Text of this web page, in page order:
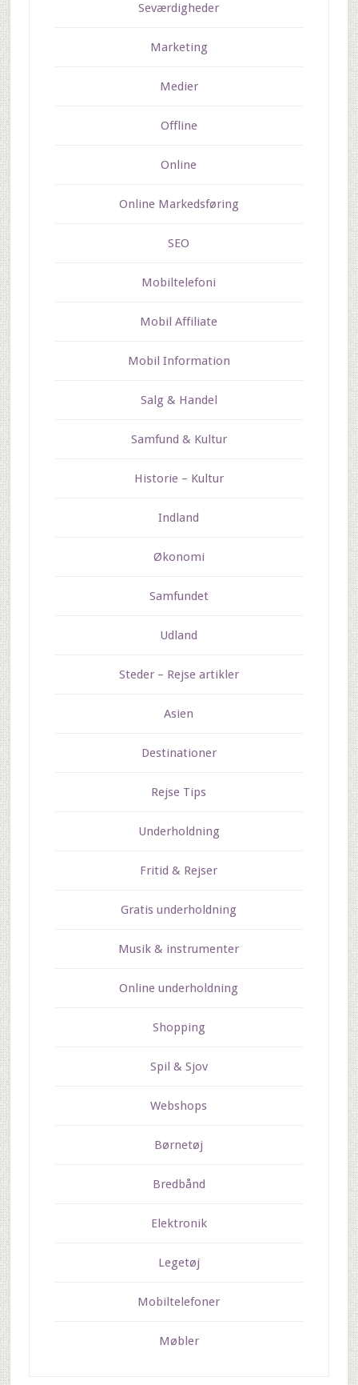
Seværdigheder
Marketing
Medier
Offline
Online
Online Markedsføring
SEO
Mobiltelefoni
Mobil Affiliate
Mobil Information
Salg & Handel
Samfund & Kultur
Historie – Kultur
Indland
Økonomi
Samfundet
Udland
Steder – Rejse artikler
Asien
Destinationer
Rejse Tips
Underholdning
Fritid & Rejser
Gratis underholdning
Musik & instrumenter
Online underholdning
Shopping
Spil & Sjov
Webshops
Børnetøj
Bredbånd
Elektronik
Legetøj
Mobiltelefoner
Møbler